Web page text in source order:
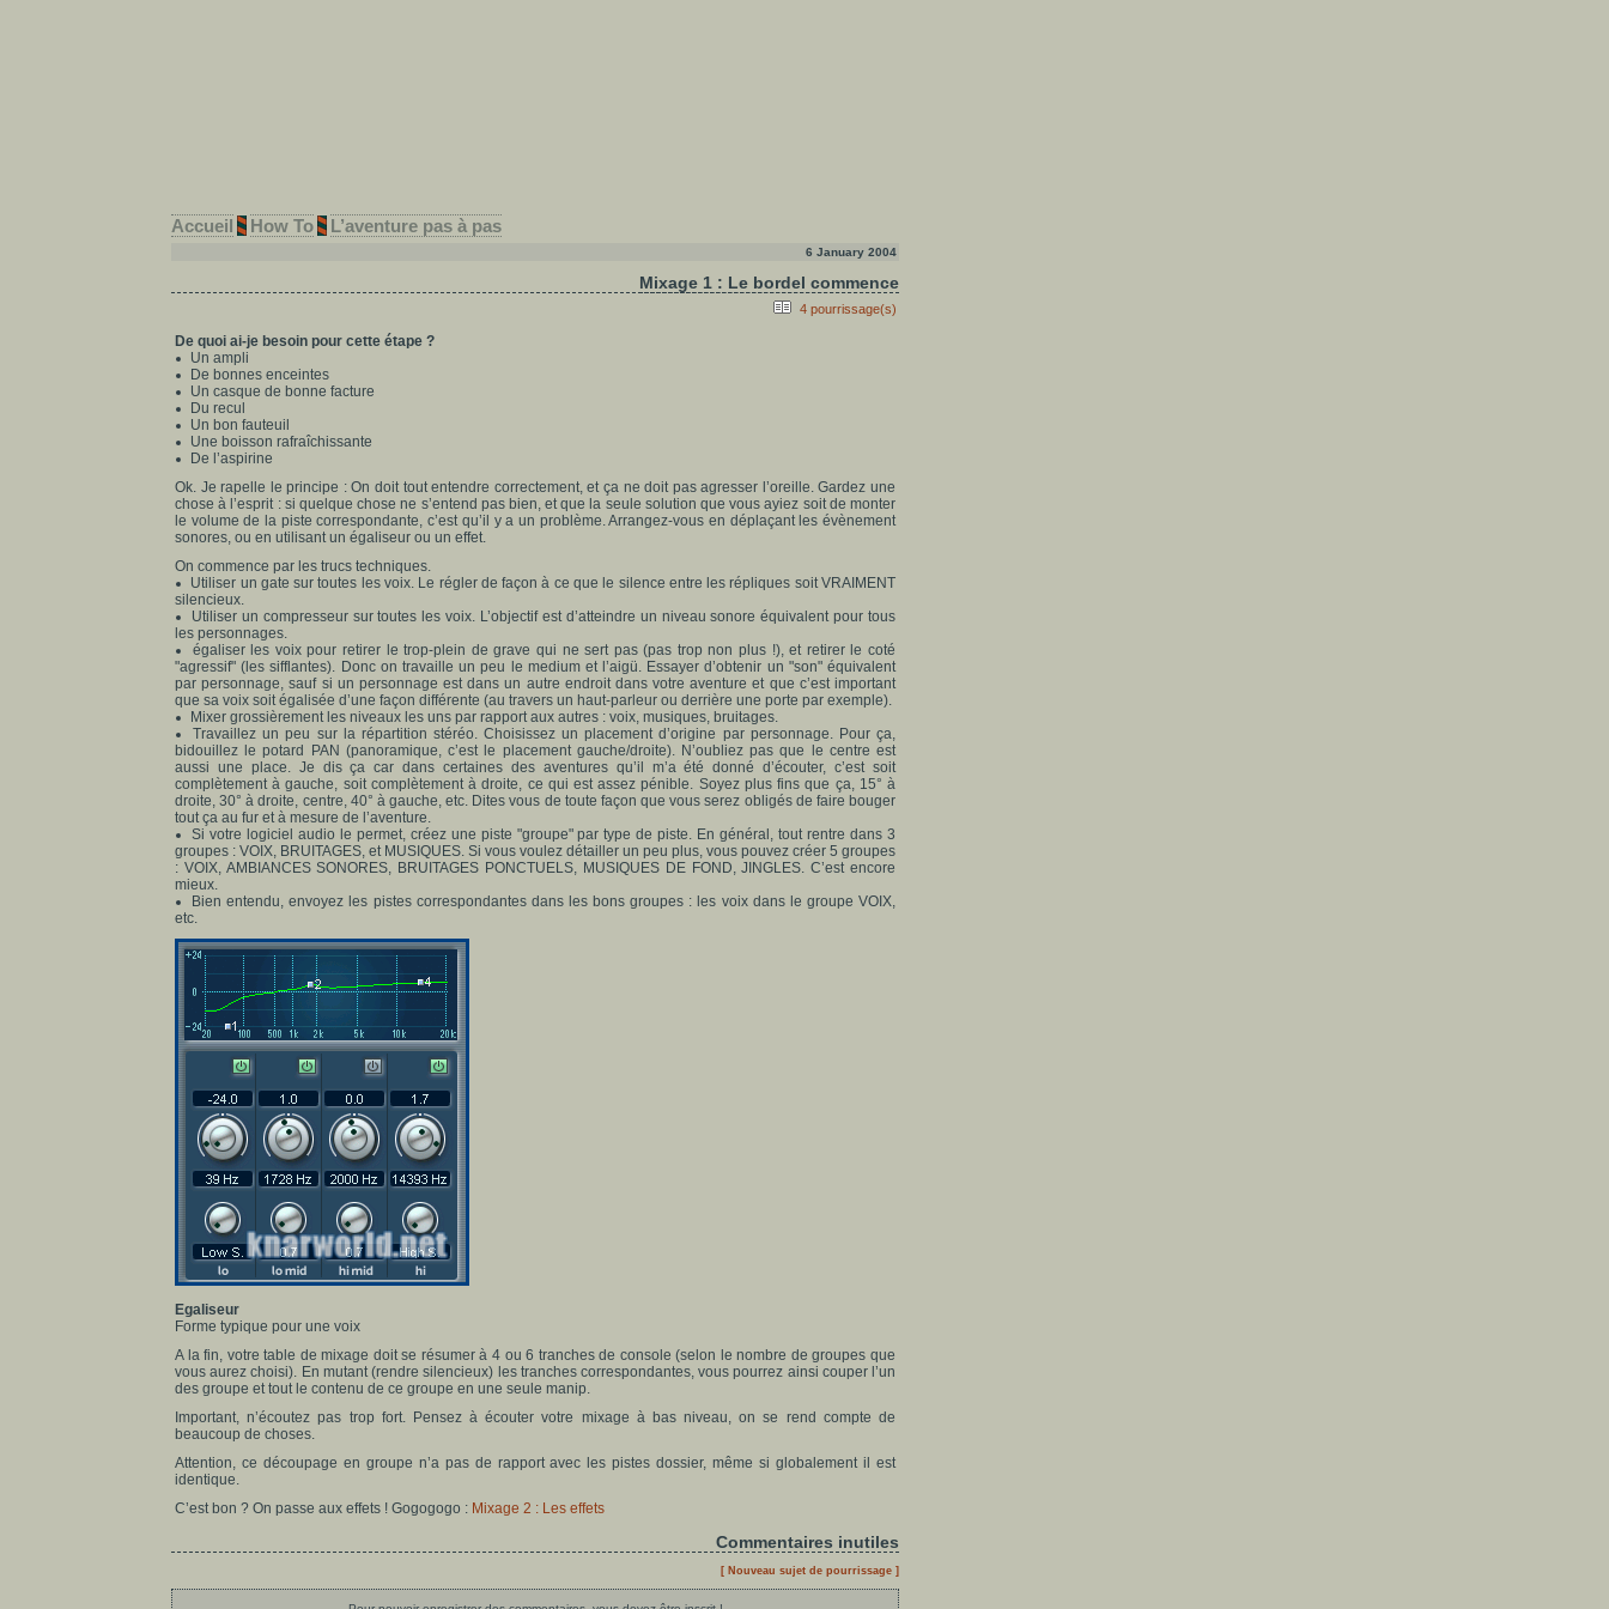
Accueil How To L’aventure pas à pas
6 January 2004
Mixage 1 : Le bordel commence
4 pourrissage(s)
De quoi ai-je besoin pour cette étape ?
Un ampli
De bonnes enceintes
Un casque de bonne facture
Du recul
Un bon fauteuil
Une boisson rafraîchissante
De l’aspirine
Ok. Je rapelle le principe : On doit tout entendre correctement, et ça ne doit pas agresser l’oreille. Gardez une
chose à l’esprit : si quelque chose ne s’entend pas bien, et que la seule solution que vous ayiez soit de monter
le volume de la piste correspondante, c’est qu’il y a un problème. Arrangez-vous en déplaçant les évènement
sonores, ou en utilisant un égaliseur ou un effet.
On commence par les trucs techniques.
Utiliser un gate sur toutes les voix. Le régler de façon à ce que le silence entre les répliques soit VRAIMENT
silencieux.
Utiliser un compresseur sur toutes les voix. L’objectif est d’atteindre un niveau sonore équivalent pour tous
les personnages.
égaliser les voix pour retirer le trop-plein de grave qui ne sert pas (pas trop non plus !), et retirer le coté
"agressif" (les sifflantes). Donc on travaille un peu le medium et l’aigü. Essayer d’obtenir un "son" équivalent
par personnage, sauf si un personnage est dans un autre endroit dans votre aventure et que c’est important
que sa voix soit égalisée d’une façon différente (au travers un haut-parleur ou derrière une porte par exemple).
Mixer grossièrement les niveaux les uns par rapport aux autres : voix, musiques, bruitages.
Travaillez un peu sur la répartition stéréo. Choisissez un placement d’origine par personnage. Pour ça,
bidouillez le potard PAN (panoramique, c’est le placement gauche/droite). N’oubliez pas que le centre est
aussi une place. Je dis ça car dans certaines des aventures qu’il m’a été donné d’écouter, c’est soit
complètement à gauche, soit complètement à droite, ce qui est assez pénible. Soyez plus fins que ça, 15° à
droite, 30° à droite, centre, 40° à gauche, etc. Dites vous de toute façon que vous serez obligés de faire bouger
tout ça au fur et à mesure de l’aventure.
Si votre logiciel audio le permet, créez une piste "groupe" par type de piste. En général, tout rentre dans 3
groupes : VOIX, BRUITAGES, et MUSIQUES. Si vous voulez détailler un peu plus, vous pouvez créer 5 groupes
: VOIX, AMBIANCES SONORES, BRUITAGES PONCTUELS, MUSIQUES DE FOND, JINGLES. C’est encore
mieux.
Bien entendu, envoyez les pistes correspondantes dans les bons groupes : les voix dans le groupe VOIX,
etc.
Egaliseur
Forme typique pour une voix
A la fin, votre table de mixage doit se résumer à 4 ou 6 tranches de console (selon le nombre de groupes que
vous aurez choisi). En mutant (rendre silencieux) les tranches correspondantes, vous pourrez ainsi couper l’un
des groupe et tout le contenu de ce groupe en une seule manip.
Important, n’écoutez pas trop fort. Pensez à écouter votre mixage à bas niveau, on se rend compte de
beaucoup de choses.
Attention, ce découpage en groupe n’a pas de rapport avec les pistes dossier, même si globalement il est
identique.
C’est bon ? On passe aux effets ! Gogogogo : Mixage 2 : Les effets
Commentaires inutiles
[ Nouveau sujet de pourrissage ]